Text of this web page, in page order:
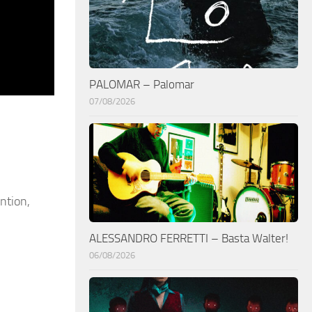
PALOMAR – Palomar
07/08/2026
ALESSANDRO FERRETTI – Basta Walter!
06/08/2026